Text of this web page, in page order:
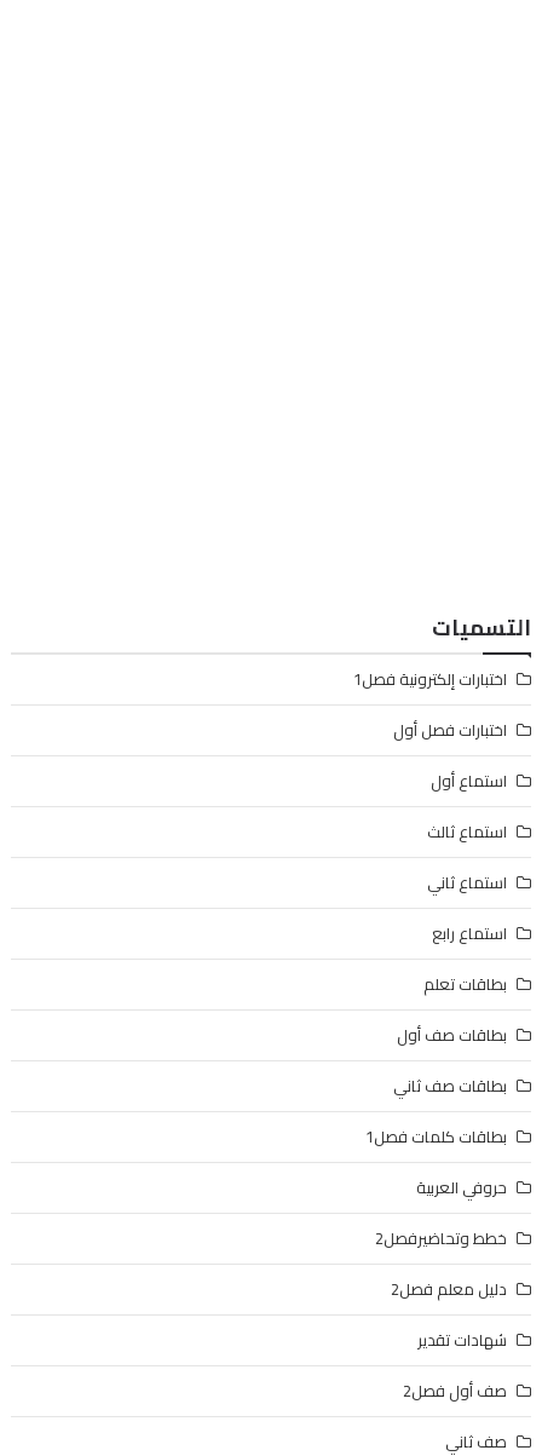
التسميات
اختبارات إلكترونية فصل1
اختبارات فصل أول
استماع أول
استماع ثالث
استماع ثاني
استماع رابع
بطاقات تعلم
بطاقات صف أول
بطاقات صف ثاني
بطاقات كلمات فصل1
حروفي العربية
خطط وتحاضيرفصل2
دليل معلم فصل2
شهادات تقدير
صف أول فصل2
صف ثاني